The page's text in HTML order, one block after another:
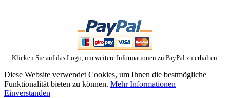
Klicken Sie auf das Logo, um weitere Informationen zu PayPal zu erhalten.
Diese Website verwendet Cookies, um Ihnen die bestmögliche
Funktionalität bieten zu können. Mehr Informationen
Einverstanden